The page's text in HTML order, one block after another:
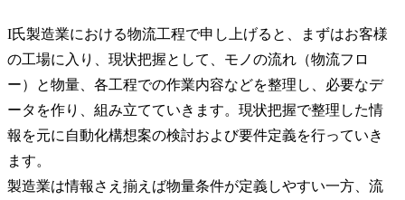
I氏製造業における物流工程で申し上げると、まずはお客様
の工場に入り、現状把握として、モノの流れ（物流フロ
ー）と物量、各工程での作業内容などを整理し、必要なデ
ータを作り、組み立てていきます。現状把握で整理した情
報を元に自動化構想案の検討および要件定義を行っていき
ます。
製造業は情報さえ揃えば物量条件が定義しやすい一方、流